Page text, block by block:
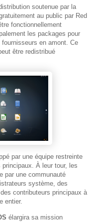
soutenue par la
au public par Red
fonctionnellement
les packages pour
en amont. Ce
être redistribué
par une équipe restreinte
À leur tour, les
par une communauté
système, des
contributeurs principaux à
entier.
élargira sa mission